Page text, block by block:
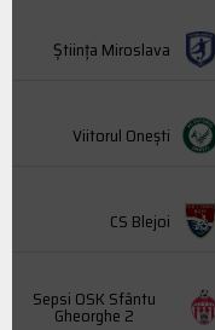
Știința Miroslava
Viitorul Onești
CS Blejoi
Sepsi OSK Sfântu
Gheorghe 2